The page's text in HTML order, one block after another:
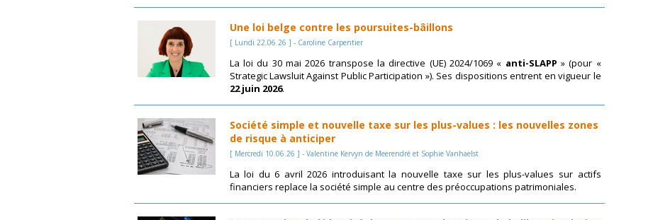
Une loi belge contre les poursuites-bâillons
[ Lundi 22.06.26 ] - Caroline Carpentier
La loi du 30 mai 2026 transpose la directive (UE) 2024/1069 « anti-SLAPP » (pour «
Strategic Lawsluit Against Public Participation »). Ses dispositions entrent en vigueur le
22 juin 2026.
Société simple et nouvelle taxe sur les plus-values : les nouvelles zones
de risque à anticiper
[ Mercredi 10.06.26 ] - Valentine Kervyn de Meerendré et Sophie Vanhaelst
La loi du 6 avril 2026 introduisant la nouvelle taxe sur les plus-values sur actifs
financiers replace la société simple au centre des préoccupations patrimoniales.